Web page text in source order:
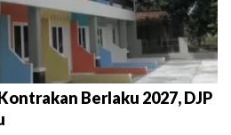
Berlaku 2027, DJP